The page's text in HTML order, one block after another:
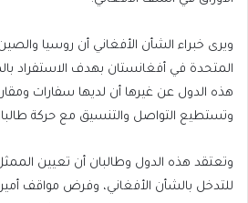
ويرى خبراء الشأن الأفغاني أن روسيا
المتحدة في أفغانستان بهدف الاستفراد
هذه الدول عن غيرها أن لديها سفارات
وتستطيع التواصل والتنسيق مع حركة
وتعتقد هذه الدول وطالبان أن تعيين
للتدخل بالشأن الأفغاني، وفرض مواقف